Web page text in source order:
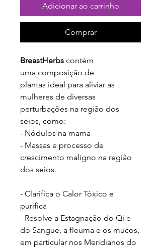
Adicionar ao carrinho
Comprar
BreastHerbs contém
uma composição de
plantas ideal para aliviar as
mulheres de diversas
perturbações na região dos
seios, como:
- Nódulos na mama
- Massas e processo de
crescimento maligno na região
dos seios.
- Clarifica o Calor Tóxico e
purifica
- Resolve a Estagnação do Qi e
do Sangue, a fleuma e os mucos,
em particular nos Meridianos do